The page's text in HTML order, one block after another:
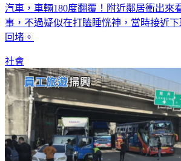
汽車，車輛180度翻覆！附近鄰居衝出來
事，不過疑似在打瞌睡恍神，當時接近
回堵。
社會